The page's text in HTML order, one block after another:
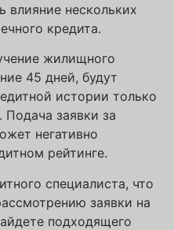
влияние нескольких
кредита.
жилищного
45 дней, будут
истории только
заявки за
негативно
рейтинге.
специалиста, что
заявки на
подходящего